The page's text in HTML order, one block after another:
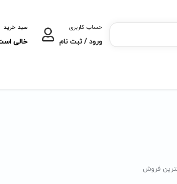
حساب کاربری
ورود / ثبت نام
سبد خرید
خالی
فروش